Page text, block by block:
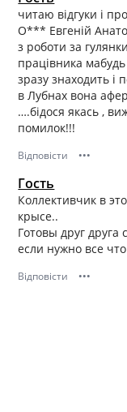
читаю відгуки і
О*** Евгеній
з роботи за
працівника
зразу знаходить і
в Лубнах вона
….бідося якась ,
помилок!!!
Відповісти •••
Гость
Коллективчик в
крысе..
Готовы друг
если нужно все
Відповісти •••